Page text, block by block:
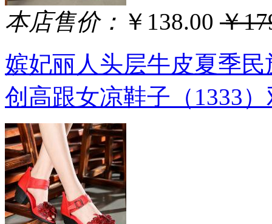
本店售价： ￥138.00 ￥
嫔妃丽人头层牛皮夏季
创高跟女凉鞋子（1333